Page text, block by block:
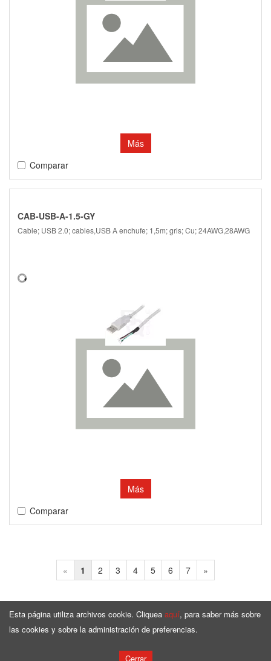
Más
Comparar
CAB-USB-A-1.5-GY
Cable; USB 2.0; cables,USB A enchufe; 1,5m; gris; Cu; 24AWG,28AWG
Más
Comparar
« 1 2 3 4 5 6 7 »
Página de Inicio Surtido
Esta página utiliza archivos cookie. Cliquea aquí, para saber más sobre
las cookies y sobre la administración de preferencias.
Cerrar